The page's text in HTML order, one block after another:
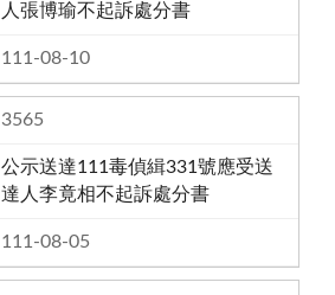
人張博瑜不起訴處分書
111-08-10
3565
公示送達111毒偵緝331號應受送
達人李竟相不起訴處分書
111-08-05